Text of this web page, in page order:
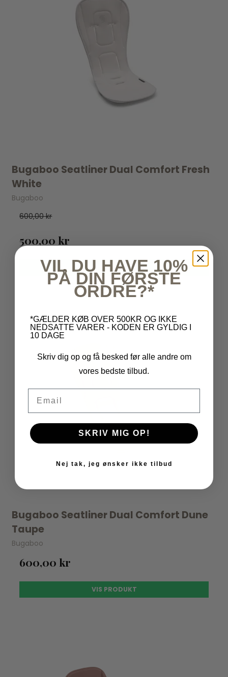
Bugaboo Seatliner Dual Comfort Fresh
White
Bugaboo
600,00 kr
500,00 kr
VIS PRODUKT
Bugaboo Seatliner Dual Comfort Dune
Taupe
Bugaboo
600,00 kr
VIS PRODUKT
VIL DU HAVE 10%
PÅ DIN FØRSTE
ORDRE?*
*GÆLDER KØB OVER 500KR OG IKKE
NEDSATTE VARER - KODEN ER GYLDIG I
10 DAGE
Skriv dig op og få besked før alle andre om
vores bedste tilbud.
SKRIV MIG OP!
Nej tak, jeg ønsker ikke tilbud